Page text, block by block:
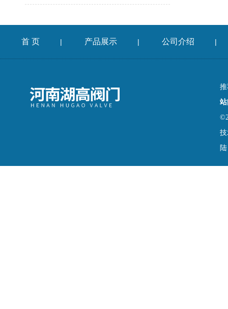
首 页 | 产品展示 | 公司介绍 |
陆